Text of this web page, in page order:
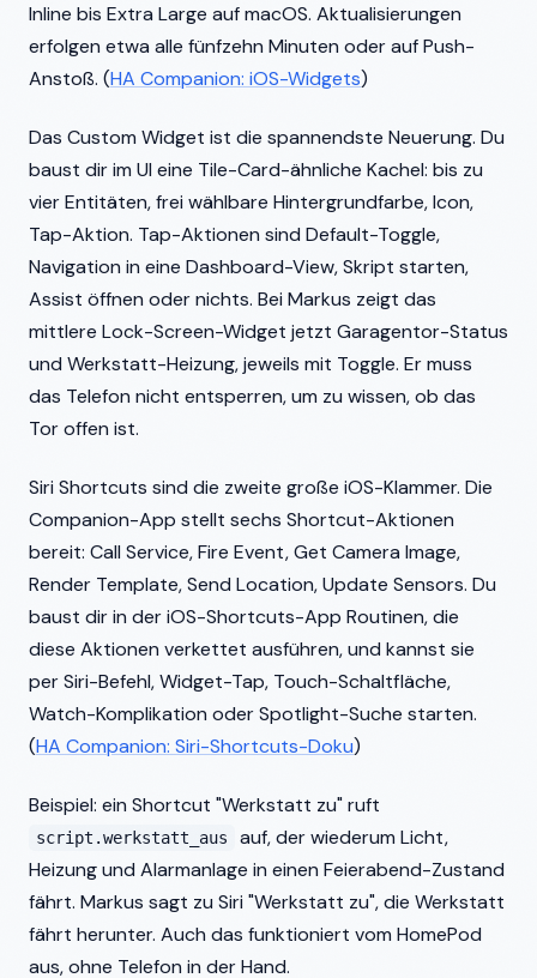
Inline bis Extra Large auf macOS. Aktualisierungen
erfolgen etwa alle fünfzehn Minuten oder auf Push-
Anstoß. (HA Companion: iOS-Widgets)
Das Custom Widget ist die spannendste Neuerung. Du
baust dir im UI eine Tile-Card-ähnliche Kachel: bis zu
vier Entitäten, frei wählbare Hintergrundfarbe, Icon,
Tap-Aktion. Tap-Aktionen sind Default-Toggle,
Navigation in eine Dashboard-View, Skript starten,
Assist öffnen oder nichts. Bei Markus zeigt das
mittlere Lock-Screen-Widget jetzt Garagentor-Status
und Werkstatt-Heizung, jeweils mit Toggle. Er muss
das Telefon nicht entsperren, um zu wissen, ob das
Tor offen ist.
Siri Shortcuts sind die zweite große iOS-Klammer. Die
Companion-App stellt sechs Shortcut-Aktionen
bereit: Call Service, Fire Event, Get Camera Image,
Render Template, Send Location, Update Sensors. Du
baust dir in der iOS-Shortcuts-App Routinen, die
diese Aktionen verkettet ausführen, und kannst sie
per Siri-Befehl, Widget-Tap, Touch-Schaltfläche,
Watch-Komplikation oder Spotlight-Suche starten.
(HA Companion: Siri-Shortcuts-Doku)
Beispiel: ein Shortcut "Werkstatt zu" ruft
script.werkstatt_aus
auf, der wiederum Licht,
Heizung und Alarmanlage in einen Feierabend-Zustand
fährt. Markus sagt zu Siri "Werkstatt zu", die Werkstatt
fährt herunter. Auch das funktioniert vom HomePod
aus, ohne Telefon in der Hand.